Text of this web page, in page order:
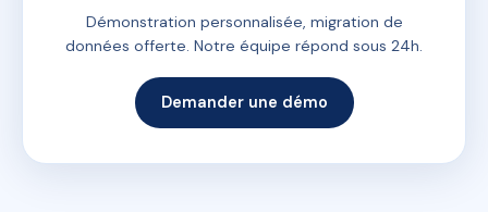
Démonstration personnalisée, migration de
données offerte. Notre équipe répond sous 24h.
Demander une démo